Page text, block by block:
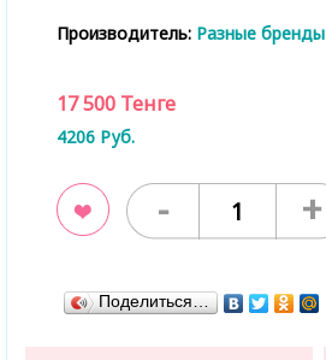
Производитель: Разные бренды
17 500 Тенге
4206 Руб.
- +
Поделиться…